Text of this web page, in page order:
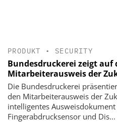
PRODUKT • SECURITY
Bundesdruckerei zeigt auf
Mitarbeiterausweis der
Die Bundesdruckerei
den Mitarbeiterausweis der
intelligentes
Fingerabdrucksensor und Dis...